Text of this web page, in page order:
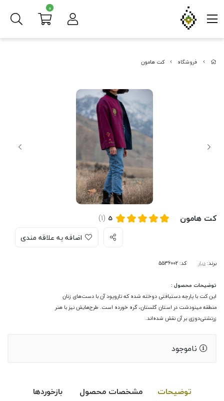
فروشگاه کت هامون
کت هامون 5
(1)
اضافه به علاقه مندی
برند:دیار کد: 5536002
توضیحات محصول :
این کت با پارچه دستبافتی دوخته شده که تاروپود آن با دست‌های زنان
منطقه مینودشت در استان گلستان، گره خورده است. طرح‌هایش نیز با هنر
زرتشتی‌دوزی بر آن نقش شده‌اند.
ناموجود
توضیحات مشخصات محصول بازخوردها
0